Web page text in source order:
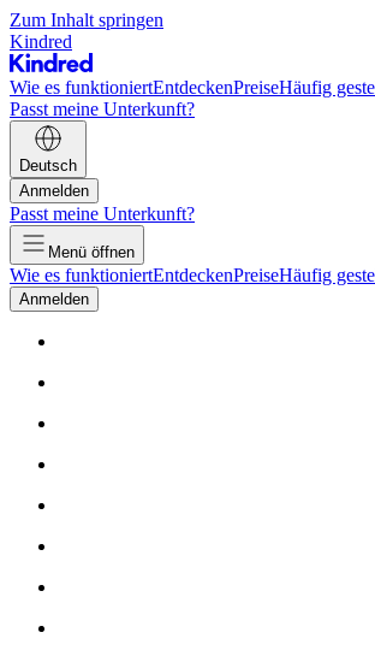
Zum Inhalt springen
Kindred
Wie es funktioniertEntdeckenPreiseHäufig
Passt meine Unterkunft?
Deutsch
Anmelden
Passt meine Unterkunft?
Menü öffnen
Wie es funktioniertEntdeckenPreiseHäufig
Anmelden